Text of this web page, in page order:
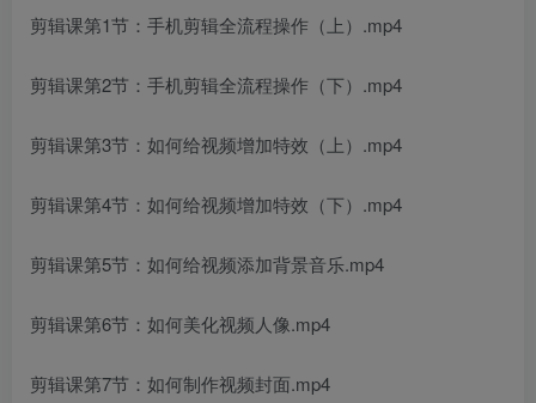
剪辑课第1节：手机剪辑全流程操作（上）.mp4
剪辑课第2节：手机剪辑全流程操作（下）.mp4
剪辑课第3节：如何给视频增加特效（上）.mp4
剪辑课第4节：如何给视频增加特效（下）.mp4
剪辑课第5节：如何给视频添加背景音乐.mp4
剪辑课第6节：如何美化视频人像.mp4
剪辑课第7节：如何制作视频封面.mp4